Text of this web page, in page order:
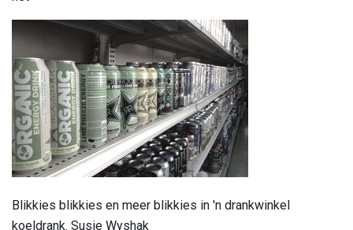
Blikkies blikkies en meer blikkies in 'n drankwinkel
koeldrank. Susie Wyshak